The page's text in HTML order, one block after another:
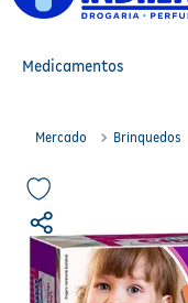
Medicamentos
Mercado Brinquedos
1º
9º
10º